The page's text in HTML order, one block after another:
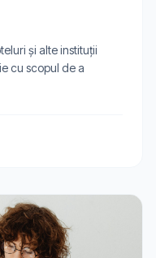
și alte instituții
cu scopul de a